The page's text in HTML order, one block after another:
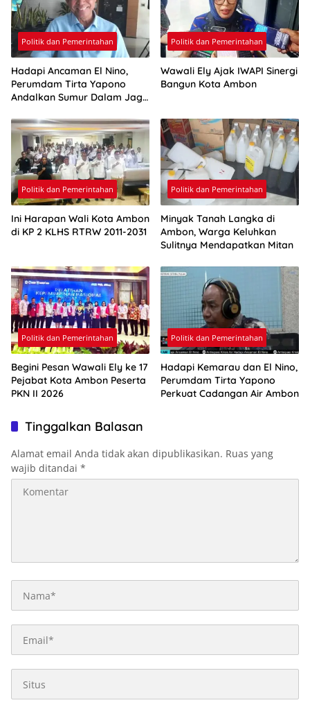
Politik dan Pemerintahan
Hadapi Ancaman El Nino,
Perumdam Tirta Yapono
Andalkan Sumur Dalam Jaga
Politik dan Pemerintahan
Wawali Ely Ajak IWAPI Sinergi
Bangun Kota Ambon
Politik dan Pemerintahan
Ini Harapan Wali Kota Ambon
di KP 2 KLHS RTRW 2011-2031
Politik dan Pemerintahan
Minyak Tanah Langka di
Ambon, Warga Keluhkan
Sulitnya Mendapatkan Mitan
Politik dan Pemerintahan
Begini Pesan Wawali Ely ke 17
Pejabat Kota Ambon Peserta
PKN II 2026
Politik dan Pemerintahan
Hadapi Kemarau dan El Nino,
Perumdam Tirta Yapono
Perkuat Cadangan Air Ambon
Tinggalkan Balasan
Alamat email Anda tidak akan dipublikasikan. Ruas yang
wajib ditandai *